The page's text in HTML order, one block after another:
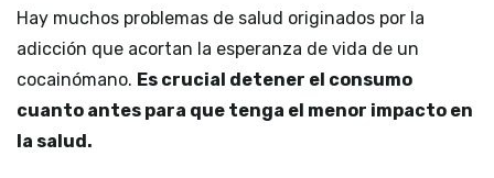
Hay muchos problemas de salud originados por la
adicción que acortan la esperanza de vida de un
cocainómano. Es crucial detener el consumo
cuanto antes para que tenga el menor impacto en
la salud.